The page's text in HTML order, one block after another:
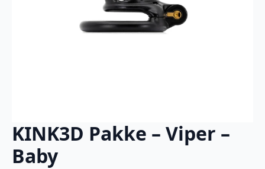
KINK3D Pakke – Viper –
Baby